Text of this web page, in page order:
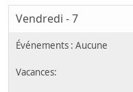
Vendredi - 7